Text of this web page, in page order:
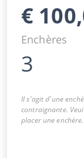
€
Enchères
3
Il s'agit d'une
contraignante.
placer une